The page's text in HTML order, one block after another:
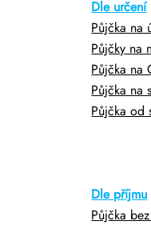
Dle určení
Půjčka na
Půjčky na
Půjčka na
Půjčka na
Půjčka od
Dle příjmu
Půjčka